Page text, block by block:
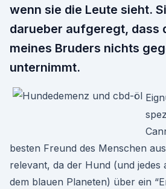
wenn sie die Leute sieht.
darueber aufgeregt, dass
meines Bruders nichts
unternimmt.
besten Freund des Menschen
relevant, da der Hund (und jedes
dem blauen Planeten) über ein